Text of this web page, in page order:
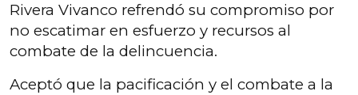
Rivera Vivanco refrendó su compromiso por
no escatimar en esfuerzo y recursos al
combate de la delincuencia.
Aceptó que la pacificación y el combate a la